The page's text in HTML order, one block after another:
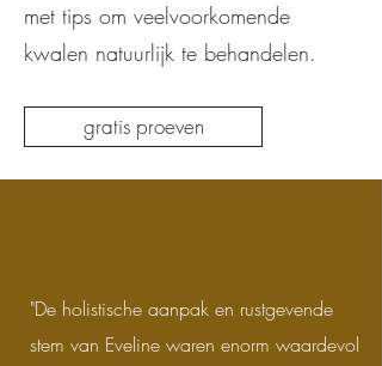
met tips om veelvoorkomende
kwalen natuurlijk te behandelen.
gratis proeven
"De holistische aanpak en rustgevende
stem van Eveline waren enorm waardevol